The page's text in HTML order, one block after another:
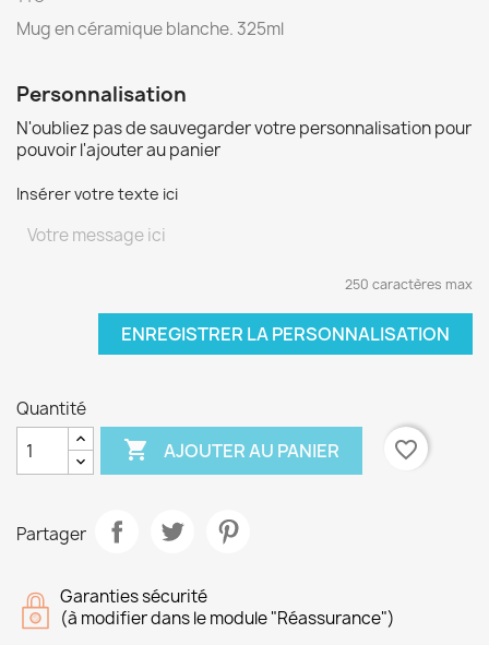
Mug en céramique blanche. 325ml
Personnalisation
N'oubliez pas de sauvegarder votre personnalisation pour
pouvoir l'ajouter au panier
Insérer votre texte ici
250 caractères max
ENREGISTRER LA PERSONNALISATION
Quantité
 AJOUTER AU PANIER favorite_border
Partager
Garanties sécurité
(à modifier dans le module "Réassurance")